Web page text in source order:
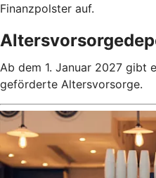
Finanzpolster auf.
Ab dem 1. Januar 2027 gibt
geförderte Altersvorsorge.